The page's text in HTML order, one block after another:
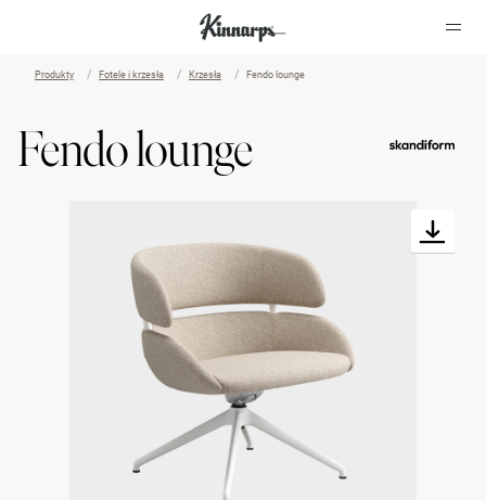
Produkty Fotele i krzesła Krzesła Fendo lounge
Fendo lounge